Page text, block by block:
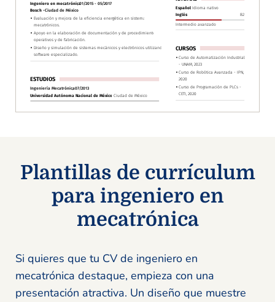
Plantillas de currículum
para ingeniero en
mecatrónica
Si quieres que tu CV de ingeniero en
mecatrónica destaque, empieza con una
presentación atractiva. Un diseño que muestre